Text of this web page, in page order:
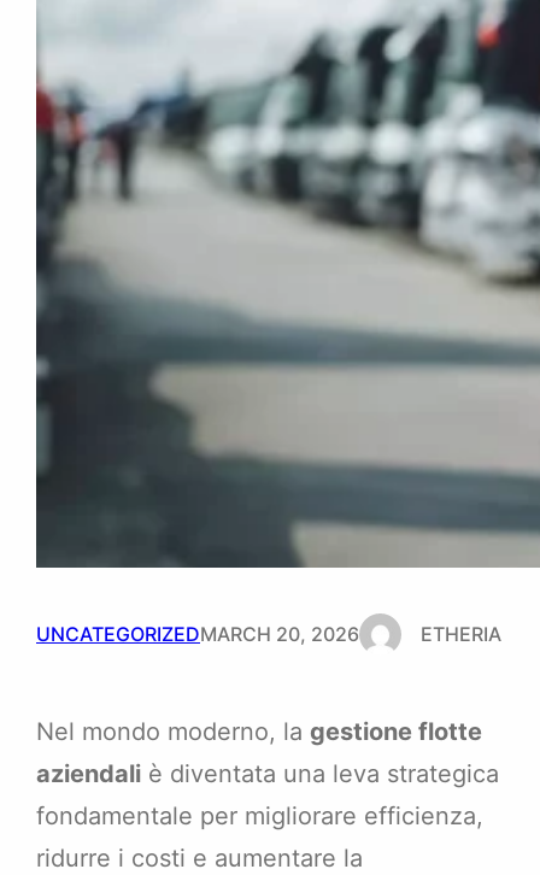
UNCATEGORIZEDMARCH 20, 2026 ETHERIA
Nel mondo moderno, la gestione flotte
aziendali è diventata una leva strategica
fondamentale per migliorare efficienza,
ridurre i costi e aumentare la